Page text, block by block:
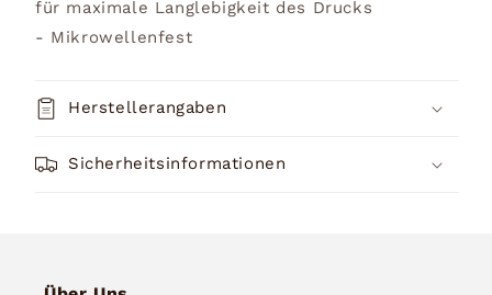
für maximale Langlebigkeit des Drucks
- Mikrowellenfest
Herstellerangaben
Sicherheitsinformationen